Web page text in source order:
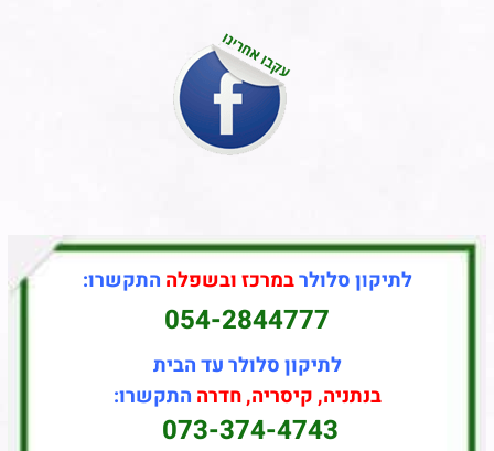
לתיקון סלולרבמרכז ובשפלה התקשרו:
054-2844777
לתיקון סלולר עד הבית
בנתניה, קיסריה, חדרה התקשרו:
073-374-4743